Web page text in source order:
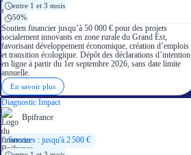
entre 1 et 3 mois
50%
Soutien financier jusqu’à 50 000 € pour des projets
socialement innovants en zone rurale du Grand Est,
favorisant développement économique, création d’emplois
et transition écologique. Dépôt des déclarations d’intention
en ligne à partir du 1er septembre 2026, sans date limite
annuelle.
En savoir plus
Diagnostic Impact
Bpifrance
Services : jusqu'à 2 500 €